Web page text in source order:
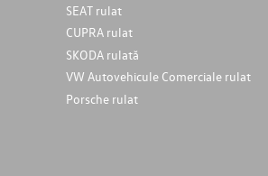
SEAT rulat
CUPRA rulat
SKODA rulată
VW Autovehicule Comerciale rulat
Porsche rulat